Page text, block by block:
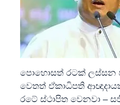
පොහොසත් රටක් ලස්සන
වෙතත් ඒකාධිපති
රටේ ස්ථාපිත වෙනවා –